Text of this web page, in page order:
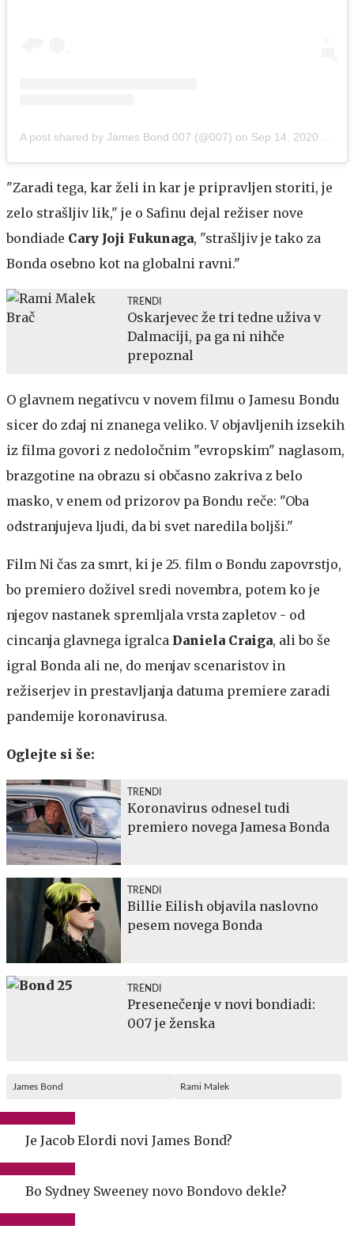
A post shared by James Bond 007 (@007) on Sep 14, 2020 at 6:01am PDT
"Zaradi tega, kar želi in kar je pripravljen storiti, je
zelo strašljiv lik," je o Safinu dejal režiser nove
bondiade Cary Joji Fukunaga, "strašljiv je tako za
Bonda osebno kot na globalni ravni."
TRENDI
Oskarjevec že tri tedne uživa v
Dalmaciji, pa ga ni nihče
prepoznal
O glavnem negativcu v novem filmu o Jamesu Bondu
sicer do zdaj ni znanega veliko. V objavljenih izsekih
iz filma govori z nedoločnim "evropskim" naglasom,
brazgotine na obrazu si občasno zakriva z belo
masko, v enem od prizorov pa Bondu reče: "Oba
odstranjujeva ljudi, da bi svet naredila boljši."
Film Ni čas za smrt, ki je 25. film o Bondu zapovrstjo,
bo premiero doživel sredi novembra, potem ko je
njegov nastanek spremljala vrsta zapletov - od
cincanja glavnega igralca Daniela Craiga, ali bo še
igral Bonda ali ne, do menjav scenaristov in
režiserjev in prestavljanja datuma premiere zaradi
pandemije koronavirusa.
Oglejte si še:
TRENDI
Koronavirus odnesel tudi
premiero novega Jamesa Bonda
TRENDI
Billie Eilish objavila naslovno
pesem novega Bonda
TRENDI
Presenečenje v novi bondiadi:
007 je ženska
James Bond Rami Malek
Je Jacob Elordi novi James Bond?
Bo Sydney Sweeney novo Bondovo dekle?